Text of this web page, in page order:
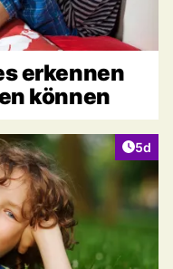
erkennen
können
5d